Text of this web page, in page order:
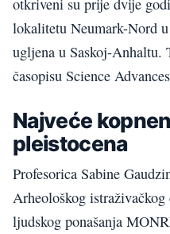
lokalitetu Neumark-Nord
ugljena u Saskoj-
časopisu Science
Najveće
pleistocena
Profesorica Sabine
Arheološkog
ljudskog ponašanja